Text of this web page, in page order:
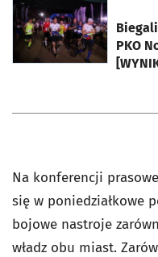
PKO
otworzy się w nowej
Na konferencji
się w poniedziałkowe
bojowe nastroje
władz obu miast.